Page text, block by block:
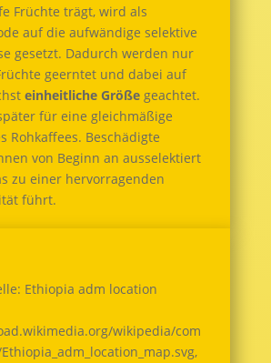
Früchte trägt, wird als
auf die aufwändige selektive
gesetzt. Dadurch werden nur
geerntet und dabei auf
einheitliche Größegeachtet.
für eine gleichmäßige
Rohkaffees. Beschädigte
von Beginn an ausselektiert
zu einer hervorragenden
führt.
Ethiopia adm location
wikipedia/com